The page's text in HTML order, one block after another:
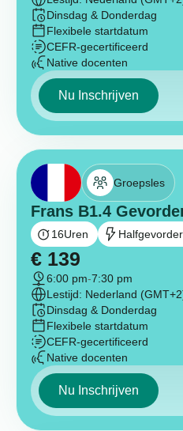
Dinsdag & Donderdag
Flexibele startdatum
CEFR-gecertificeerd
Native docenten
Nu Inschrijven
Groepsles
Frans B1.4
16Uren
€ 139
6:00 pm-7:30 pm
Lestijd: Nederland
Dinsdag & Donderdag
Flexibele startdatum
CEFR-gecertificeerd
Native docenten
Nu Inschrijven